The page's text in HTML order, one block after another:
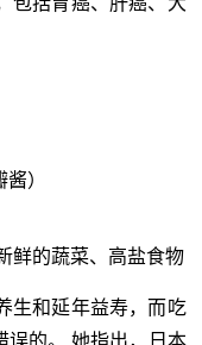
）
鲜的蔬菜、高盐食物
生和延年益寿，而吃